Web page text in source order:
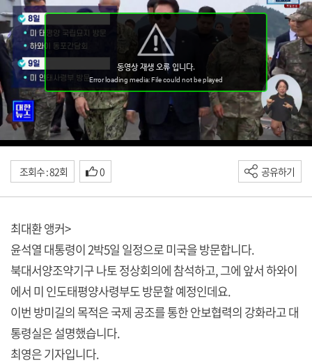
조회수 : 82회 0 공유하기
최대환 앵커>
윤석열 대통령이 2박5일 일정으로 미국을 방문합니다.
북대서양조약기구 나토 정상회의에 참석하고, 그에 앞서 하와이
에서 미 인도태평양사령부도 방문할 예정인데요.
이번 방미길의 목적은 국제 공조를 통한 안보협력의 강화라고 대
통령실은 설명했습니다.
최영은 기자입니다.